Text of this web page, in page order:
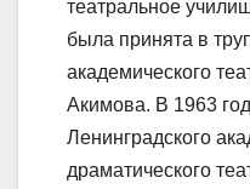
театральное
была принята в
академического
Акимова. В 1963
Ленинградского
драматического